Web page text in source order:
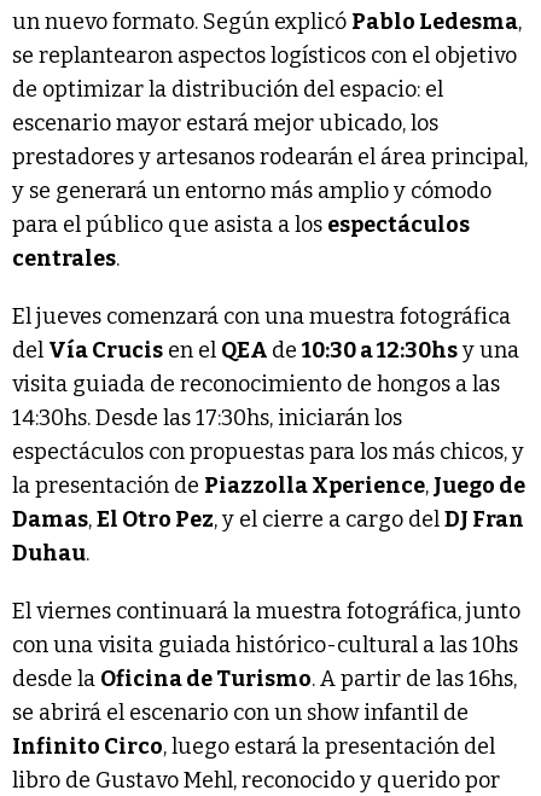
un nuevo formato. Según explicó Pablo Ledesma,
se replantearon aspectos logísticos con el objetivo
de optimizar la distribución del espacio: el
escenario mayor estará mejor ubicado, los
prestadores y artesanos rodearán el área principal,
y se generará un entorno más amplio y cómodo
para el público que asista a los espectáculos
centrales.
El jueves comenzará con una muestra fotográfica
del Vía Crucis en el QEA de10:30 a 12:30hsy una
visita guiada de reconocimiento de hongos a las
14:30hs. Desde las 17:30hs, iniciarán los
espectáculos con propuestas para los más chicos, y
la presentación de Piazzolla Xperience, Juego de
Damas,El Otro Pez, y el cierre a cargo delDJ Fran
Duhau.
El viernes continuará la muestra fotográfica, junto
con una visita guiada histórico-cultural a las 10hs
desde la Oficina de Turismo. A partir de las 16hs,
se abrirá el escenario con un show infantil de
Infinito Circo, luego estará la presentación del
libro de Gustavo Mehl, reconocido y querido por